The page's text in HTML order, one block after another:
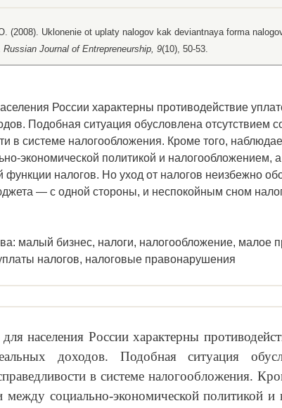
(2008). Uklonenie ot uplaty nalogov kak deviantnaya forma
Russian Journal of Entrepreneurship, 9(10), 50-53.
России характерны противодействие
Подобная ситуация обусловлена отсутствием
в системе налогообложения. Кроме того,
экономической политикой и налогообложением,
функции налогов. Но уход от налогов неизбежно
— с одной стороны, и неспокойным сном
малый бизнес, налоги, налогообложение, малое
налогов, налоговые правонарушения
населения России характерны
доходов. Подобная ситуация
в системе налогообложения.
между социально-экономической политикой и